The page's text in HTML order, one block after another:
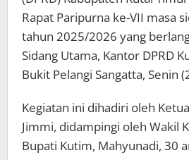
Rapat Paripurna ke-VII masa
tahun 2025/2026 yang
Sidang Utama, Kantor DPRD
Bukit Pelangi Sangatta, Senin
Kegiatan ini dihadiri oleh
Jimmi, didampingi oleh Wakil
Bupati Kutim, Mahyunadi, 30